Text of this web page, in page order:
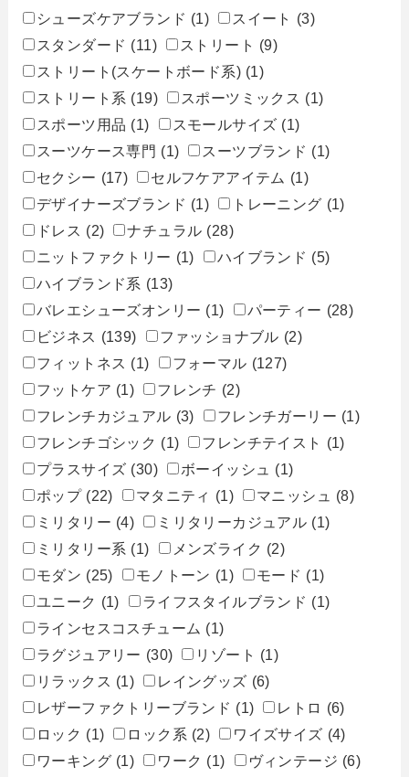
シューズケアブランド (1) スイート
(3)
スタンダード (11) ストリート (9)
ストリート(スケートボード系) (1)
ストリート系 (19) スポーツミックス (1)
スポーツ用品 (1) スモールサイズ (1)
スーツケース専門 (1) スーツブランド (1)
セクシー (17) セルフケアアイテム (1)
デザイナーズブランド (1) トレーニング (1)
ドレス (2) ナチュラル (28)
ニットファクトリー (1) ハイブランド (5)
ハイブランド系 (13)
バレエシューズオンリー (1) パーティー (28)
ビジネス (139) ファッショナブル (2)
フィットネス (1) フォーマル (127)
フットケア (1) フレンチ (2)
フレンチカジュアル (3) フレンチガーリー (1)
フレンチゴシック (1) フレンチテイスト
(1)
プラスサイズ (30) ボーイッシュ
(1)
ポップ (22) マタニティ (1) マニッシュ
(8)
ミリタリー (4) ミリタリーカジュアル (1)
ミリタリー系 (1) メンズライク (2)
モダン (25) モノトーン (1) モード (1)
ユニーク (1) ライフスタイルブランド (1)
ラインセスコスチューム (1)
ラグジュアリー (30) リゾート (1)
リラックス (1) レイングッズ (6)
レザーファクトリーブランド (1) レトロ (6)
ロック (1) ロック系 (2) ワイズサイズ (4)
ワーキング (1) ワーク (1) ヴィンテージ (6)